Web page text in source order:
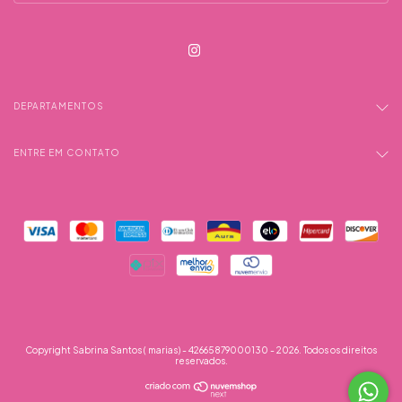
DEPARTAMENTOS
ENTRE EM CONTATO
Copyright Sabrina Santos ( marias) - 42665879000130 - 2026. Todos os direitos
reservados.